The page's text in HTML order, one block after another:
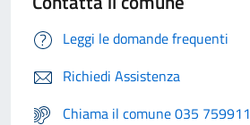
Leggi le domande frequenti
Richiedi Assistenza
Chiama il comune 035 759911